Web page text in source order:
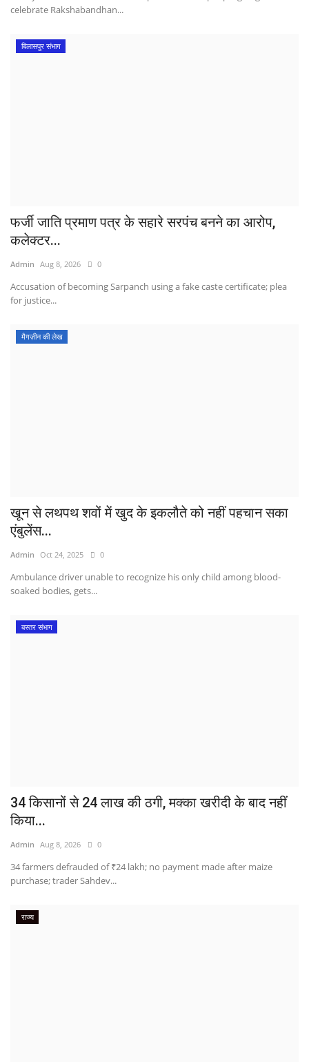
celebrate Rakshabandhan...
बिलासपुर संभाग
फर्जी जाति प्रमाण पत्र के सहारे सरपंच बनने का आरोप,
कलेक्टर...
Admin Aug 8, 2026 0
Accusation of becoming Sarpanch using a fake caste certificate; plea
for justice...
मैगज़ीन की लेख
खून से लथपथ शवों में खुद के इकलौते को नहीं पहचान सका
एंबुलेंस...
Admin Oct 24, 2025 0
Ambulance driver unable to recognize his only child among blood-
soaked bodies, gets...
बस्तर संभाग
34 किसानों से 24 लाख की ठगी, मक्का खरीदी के बाद नहीं
किया...
Admin Aug 8, 2026 0
34 farmers defrauded of ₹24 lakh; no payment made after maize
purchase; trader Sahdev...
राज्य